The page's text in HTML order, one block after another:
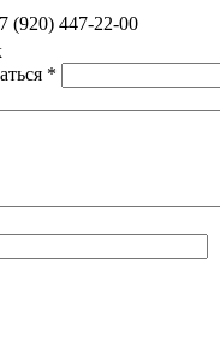
(920) 447-22-00
*